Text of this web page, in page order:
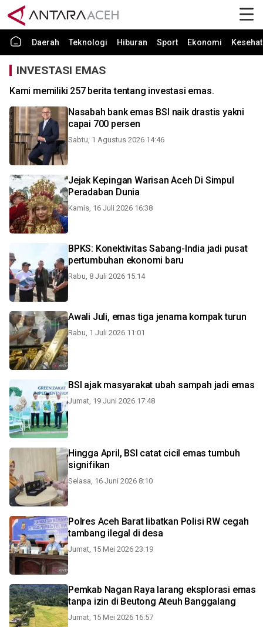
Daerah Teknologi Hiburan Sport Ekonomi
INVESTASI EMAS
Kami memiliki 257 berita tentang investasi emas.
Nasabah bank emas BSI naik drastis yakni
capai 700 persen
Sabtu, 1 Agustus 2026 14:46
Jejak Kepingan Warisan Aceh Di Simpul
Peradaban Dunia
Kamis, 16 Juli 2026 16:38
BPKS: Konektivitas Sabang-India jadi pusat
pertumbuhan ekonomi baru
Rabu, 8 Juli 2026 15:14
Awali Juli, emas tiga jenama kompak turun
Rabu, 1 Juli 2026 11:01
BSI ajak masyarakat ubah sampah jadi emas
Jumat, 19 Juni 2026 17:48
Hingga April, BSI catat cicil emas tumbuh
signifikan
Selasa, 16 Juni 2026 8:10
Polres Aceh Barat libatkan Polisi RW cegah
tambang ilegal di desa
Jumat, 15 Mei 2026 23:19
Pemkab Nagan Raya larang eksplorasi emas
tanpa izin di Beutong Ateuh Banggalang
Jumat, 15 Mei 2026 16:57